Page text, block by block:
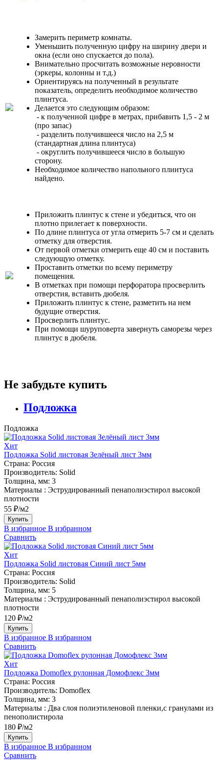
Замерить периметр комнаты.
Уменьшить полученную цифру на ширину двери и
окна (если оно спускается до пола).
Внимательно просчитать возможные неровности
(эркеры, колонны и т.д.)
Ориентируясь на полученный в результате
показатель, определить необходимое количество
плинтуса.
Делается это следующим образом:
- к полученной цифре в метрах, прибавить 1,5 - 2 м
(про запас)
- разделить получившееся число на 2,5 м
(стандартная длина плинтуса)
- округлить получившееся число в большую
сторону.
Необходимое количество напольного плинтуса
найдено.
Приложить плинтус к стене и убедиться, что он
плотно прилегает к поверхности.
По длине плинтуса от угла отмерить 5-7 см и сделать
отметку для отверстия.
От первой отметки отмерить еще 40 см и поставить
следующую отметку.
Проставить отметки по всему периметру
помещения.
В отметках при помощи перфоратора просверлить
отверстия, вставить дюбеля.
Приложить плинтус к стене, разметить на нем
будущие отверстия.
Просверлить плинтус.
При помощи шуруповерта завернуть саморезы через
плинтус в дюбеля.
Не забудьте купить
Подложка
Подложка
Хит
Подложка Solid листовая Зелёный лист 3мм
Страна: Россия
Производитель: Solid
Толщина, мм: 3
Материалы : Эструдированный пенаполиэстирол высокой
плотности
55 ₽/м2
Купить
В избранное В избранном
Сравнить
Хит
Подложка Solid листовая Синий лист 5мм
Страна: Россия
Производитель: Solid
Толщина, мм: 5
Материалы : Эструдированный пенаполиэстирол высокой
плотности
120 ₽/м2
Купить
В избранное В избранном
Сравнить
Хит
Подложка Domoflex рулонная Домофлекс 3мм
Страна: Россия
Производитель: Domoflex
Толщина, мм: 3
Материалы : Два слоя полиэтиленовой пленки,с гранулами из
пенополистирола
180 ₽/м2
Купить
В избранное В избранном
Сравнить